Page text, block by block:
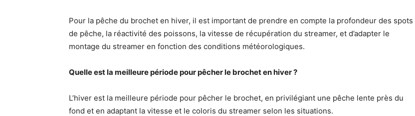
Pour la pêche du brochet en hiver, il est important de prendre en compte la profondeur des spots
de pêche, la réactivité des poissons, la vitesse de récupération du streamer, et d’adapter le
montage du streamer en fonction des conditions météorologiques.
Quelle est la meilleure période pour pêcher le brochet en hiver ?
L’hiver est la meilleure période pour pêcher le brochet, en privilégiant une pêche lente près du
fond et en adaptant la vitesse et le coloris du streamer selon les situations.